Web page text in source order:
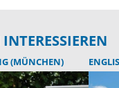
(MÜNCHEN)